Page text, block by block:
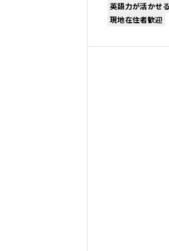
英語力が活かせる
現地在住者歓迎